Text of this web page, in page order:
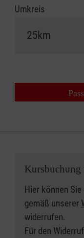
Umkreis
Hier können
gemäß unserer
widerrufen.
Für den